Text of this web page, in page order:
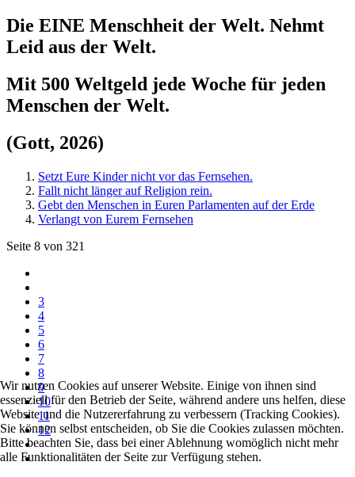
Die EINE Menschheit der Welt. Nehmt
Leid aus der Welt.
Mit 500 Weltgeld jede Woche für jeden
Menschen der Welt.
(Gott, 2026)
Setzt Eure Kinder nicht vor das Fernsehen.
Fallt nicht länger auf Religion rein.
Gebt den Menschen in Euren Parlamenten auf der Erde
Verlangt von Eurem Fernsehen
Seite 8 von 321
3
4
5
6
7
8
9
10
11
12
Wir nutzen Cookies auf unserer Website. Einige von ihnen sind
essenziell für den Betrieb der Seite, während andere uns helfen, diese
Website und die Nutzererfahrung zu verbessern (Tracking Cookies).
Sie können selbst entscheiden, ob Sie die Cookies zulassen möchten.
Bitte beachten Sie, dass bei einer Ablehnung womöglich nicht mehr
alle Funktionalitäten der Seite zur Verfügung stehen.